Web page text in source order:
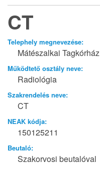
CT
Telephely megnevezése:
Mátészalkai Tagkórház
Működtető osztály neve:
Radiológia
Szakrendelés neve:
CT
NEAK kódja:
150125211
Beutaló:
Szakorvosi beutalóval